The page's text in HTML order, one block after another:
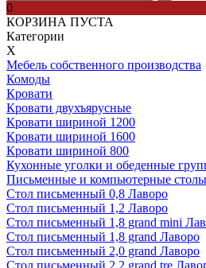
0
КОРЗИНА ПУСТА
Категории
Х
Мебель собственного производства
Комоды
Кровати
Кровати двухъярусные
Кровати шириной 1200
Кровати шириной 1600
Кровати шириной 800
Кухонные уголки и обеденные
Письменные и компьютерные столы
Стол письменный 0,8 Лаворо
Стол письменный 1,2 Лаворо
Стол письменный 1,8 grand mini
Стол письменный 1,8 grand Лаворо
Стол письменный 2,0 grand Лаворо
Стол письменный 2,2 grand tre